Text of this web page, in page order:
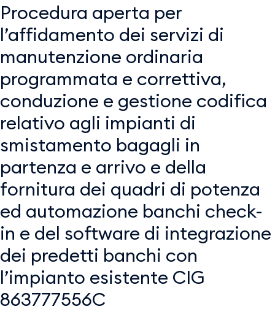
Procedura aperta per
l’affidamento dei servizi di
manutenzione ordinaria
programmata e correttiva,
conduzione e gestione codifica
relativo agli impianti di
smistamento bagagli in
partenza e arrivo e della
fornitura dei quadri di potenza
ed automazione banchi check-
in e del software di integrazione
dei predetti banchi con
l’impianto esistente CIG
863777556C